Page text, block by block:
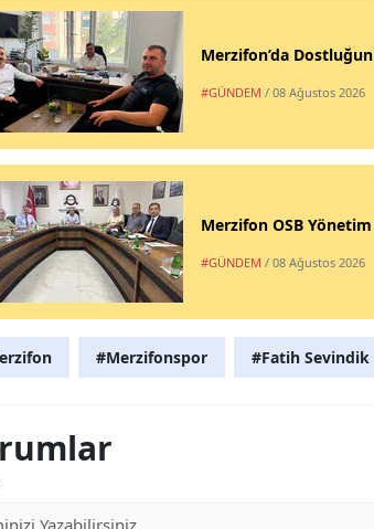
Merzifon’da
#GÜNDEM / 08 Ağustos 2026
Merzifon OSB
#GÜNDEM / 08 Ağustos 2026
#Merzifonspor #Fatih Sevindik